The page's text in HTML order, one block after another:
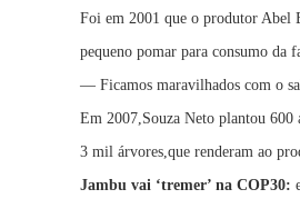
Foi em 2001 que o produtor Abel
pequeno pomar para consumo da
— Ficamos maravilhados com o
Em 2007,Souza Neto plantou
3 mil árvores,que renderam ao
Jambu vai ‘tremer’ na COP30: